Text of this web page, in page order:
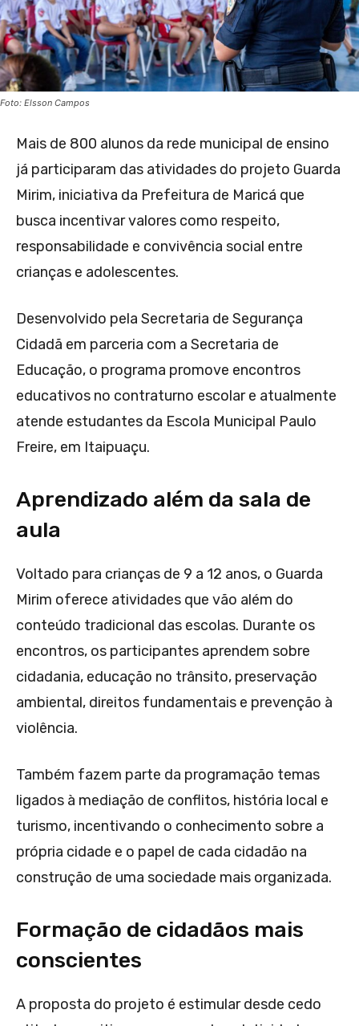
Foto: Elsson Campos
Mais de 800 alunos da rede municipal de ensino
já participaram das atividades do projeto Guarda
Mirim, iniciativa da Prefeitura de Maricá que
busca incentivar valores como respeito,
responsabilidade e convivência social entre
crianças e adolescentes.
Desenvolvido pela Secretaria de Segurança
Cidadã em parceria com a Secretaria de
Educação, o programa promove encontros
educativos no contraturno escolar e atualmente
atende estudantes da Escola Municipal Paulo
Freire, em Itaipuaçu.
Aprendizado além da sala de
aula
Voltado para crianças de 9 a 12 anos, o Guarda
Mirim oferece atividades que vão além do
conteúdo tradicional das escolas. Durante os
encontros, os participantes aprendem sobre
cidadania, educação no trânsito, preservação
ambiental, direitos fundamentais e prevenção à
violência.
Também fazem parte da programação temas
ligados à mediação de conflitos, história local e
turismo, incentivando o conhecimento sobre a
própria cidade e o papel de cada cidadão na
construção de uma sociedade mais organizada.
Formação de cidadãos mais
conscientes
A proposta do projeto é estimular desde cedo